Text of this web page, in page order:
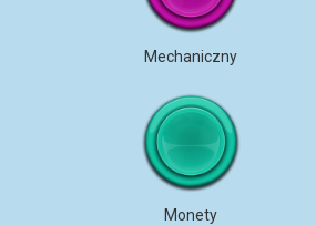
Mechaniczny
Monety